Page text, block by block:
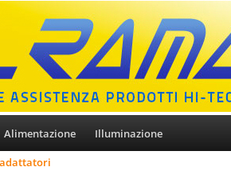
Alimentazione Illuminazione